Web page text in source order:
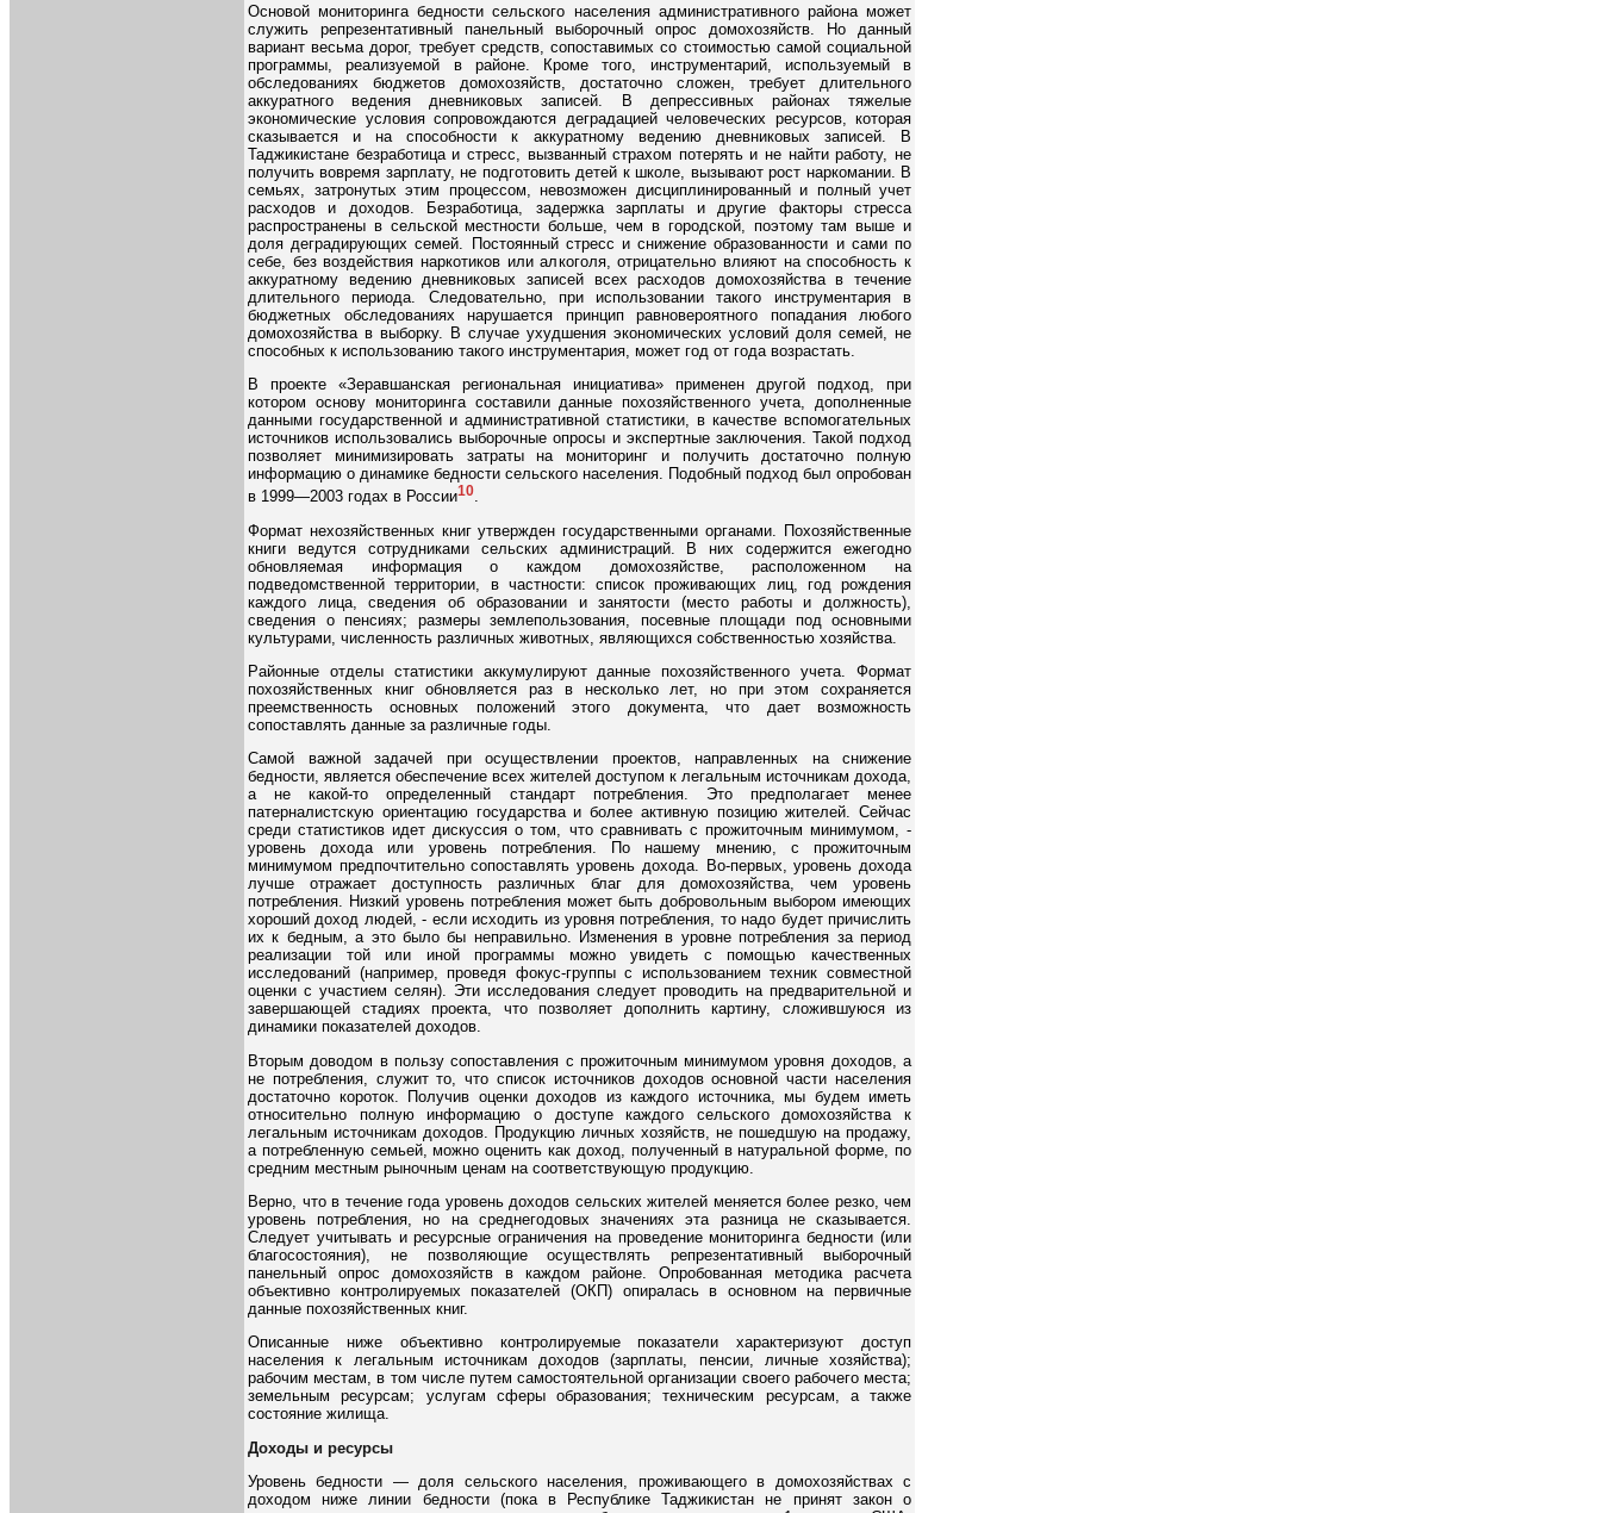
Основой мониторинга бедности сельского населения административного района может
служить репрезентативный панельный выборочный опрос домохозяйств. Но данный
вариант весьма дорог, требует средств, сопоставимых со стоимостью самой социальной
программы, реализуемой в районе. Кроме того, инструментарий, используемый в
обследованиях бюджетов домохозяйств, достаточно сложен, требует длительного
аккуратного ведения дневниковых записей. В депрессивных районах тяжелые
экономические условия сопровождаются деградацией человеческих ресурсов, которая
сказывается и на способности к аккуратному ведению дневниковых записей. В
Таджикистане безработица и стресс, вызванный страхом потерять и не найти работу, не
получить вовремя зарплату, не подготовить детей к школе, вызывают рост наркомании. В
семьях, затронутых этим процессом, невозможен дисциплинированный и полный учет
расходов и доходов. Безработица, задержка зарплаты и другие факторы стресса
распространены в сельской местности больше, чем в городской, поэтому там выше и
доля деградирующих семей. Постоянный стресс и снижение образованности и сами по
себе, без воздействия наркотиков или алкоголя, отрицательно влияют на способность к
аккуратному ведению дневниковых записей всех расходов домохозяйства в течение
длительного периода. Следовательно, при использовании такого инструментария в
бюджетных обследованиях нарушается принцип равновероятного попадания любого
домохозяйства в выборку. В случае ухудшения экономических условий доля семей, не
способных к использованию такого инструментария, может год от года возрастать.
В проекте «Зеравшанская региональная инициатива» применен другой подход, при
котором основу мониторинга составили данные похозяйственного учета, дополненные
данными государственной и административной статистики, в качестве вспомогательных
источников использовались выборочные опросы и экспертные заключения. Такой подход
позволяет минимизировать затраты на мониторинг и получить достаточно полную
информацию о динамике бедности сельского населения. Подобный подход был опробован
в 1999—2003 годах в России10.
Формат нехозяйственных книг утвержден государственными органами. Похозяйственные
книги ведутся сотрудниками сельских администраций. В них содержится ежегодно
обновляемая информация о каждом домохозяйстве, расположенном на
подведомственной территории, в частности: список проживающих лиц, год рождения
каждого лица, сведения об образовании и занятости (место работы и должность),
сведения о пенсиях; размеры землепользования, посевные площади под основными
культурами, численность различных животных, являющихся собственностью хозяйства.
Районные отделы статистики аккумулируют данные похозяйственного учета. Формат
похозяйственных книг обновляется раз в несколько лет, но при этом сохраняется
преемственность основных положений этого документа, что дает возможность
сопоставлять данные за различные годы.
Самой важной задачей при осуществлении проектов, направленных на снижение
бедности, является обеспечение всех жителей доступом к легальным источникам дохода,
а не какой-то определенный стандарт потребления. Это предполагает менее
патерналистскую ориентацию государства и более активную позицию жителей. Сейчас
среди статистиков идет дискуссия о том, что сравнивать с прожиточным минимумом, -
уровень дохода или уровень потребления. По нашему мнению, с прожиточным
минимумом предпочтительно сопоставлять уровень дохода. Во-первых, уровень дохода
лучше отражает доступность различных благ для домохозяйства, чем уровень
потребления. Низкий уровень потребления может быть добровольным выбором имеющих
хороший доход людей, - если исходить из уровня потребления, то надо будет причислить
их к бедным, а это было бы неправильно. Изменения в уровне потребления за период
реализации той или иной программы можно увидеть с помощью качественных
исследований (например, проведя фокус-группы с использованием техник совместной
оценки с участием селян). Эти исследования следует проводить на предварительной и
завершающей стадиях проекта, что позволяет дополнить картину, сложившуюся из
динамики показателей доходов.
Вторым доводом в пользу сопоставления с прожиточным минимумом уровня доходов, а
не потребления, служит то, что список источников доходов основной части населения
достаточно короток. Получив оценки доходов из каждого источника, мы будем иметь
относительно полную информацию о доступе каждого сельского домохозяйства к
легальным источникам доходов. Продукцию личных хозяйств, не пошедшую на продажу,
а потребленную семьей, можно оценить как доход, полученный в натуральной форме, по
средним местным рыночным ценам на соответствующую продукцию.
Верно, что в течение года уровень доходов сельских жителей меняется более резко, чем
уровень потребления, но на среднегодовых значениях эта разница не сказывается.
Следует учитывать и ресурсные ограничения на проведение мониторинга бедности (или
благосостояния), не позволяющие осуществлять репрезентативный выборочный
панельный опрос домохозяйств в каждом районе. Опробованная методика расчета
объективно контролируемых показателей (ОКП) опиралась в основном на первичные
данные похозяйственных книг.
Описанные ниже объективно контролируемые показатели характеризуют доступ
населения к легальным источникам доходов (зарплаты, пенсии, личные хозяйства);
рабочим местам, в том числе путем самостоятельной организации своего рабочего места;
земельным ресурсам; услугам сферы образования; техническим ресурсам, а также
состояние жилища.
Доходы и ресурсы
Уровень бедности — доля сельского населения, проживающего в домохозяйствах с
доходом ниже линии бедности (пока в Республике Таджикистан не принят закон о